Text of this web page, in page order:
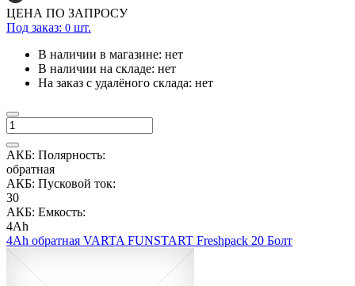
ЦЕНА ПО ЗАПРОСУ
Под заказ: 0 шт.
В наличии в магазине: нет
В наличии на складе: нет
На заказ с удалёного склада: нет
АКБ: Полярность:
обратная
АКБ: Пусковой ток:
30
АКБ: Емкость:
4Ah
4Ah обратная VARTA FUNSTART Freshpack 20 Болт